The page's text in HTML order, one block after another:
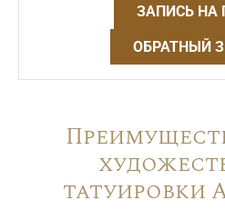
ЗАПИСЬ НА
ОБРАТНЫЙ
татуировки